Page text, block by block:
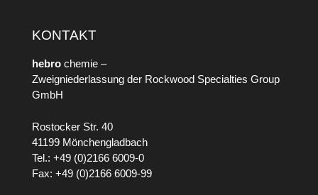
KONTAKT
hebro chemie –
Zweigniederlassung der Rockwood Specialties Group
GmbH
Rostocker Str. 40
41199 Mönchengladbach
Tel.: +49 (0)2166 6009-0
Fax: +49 (0)2166 6009-99